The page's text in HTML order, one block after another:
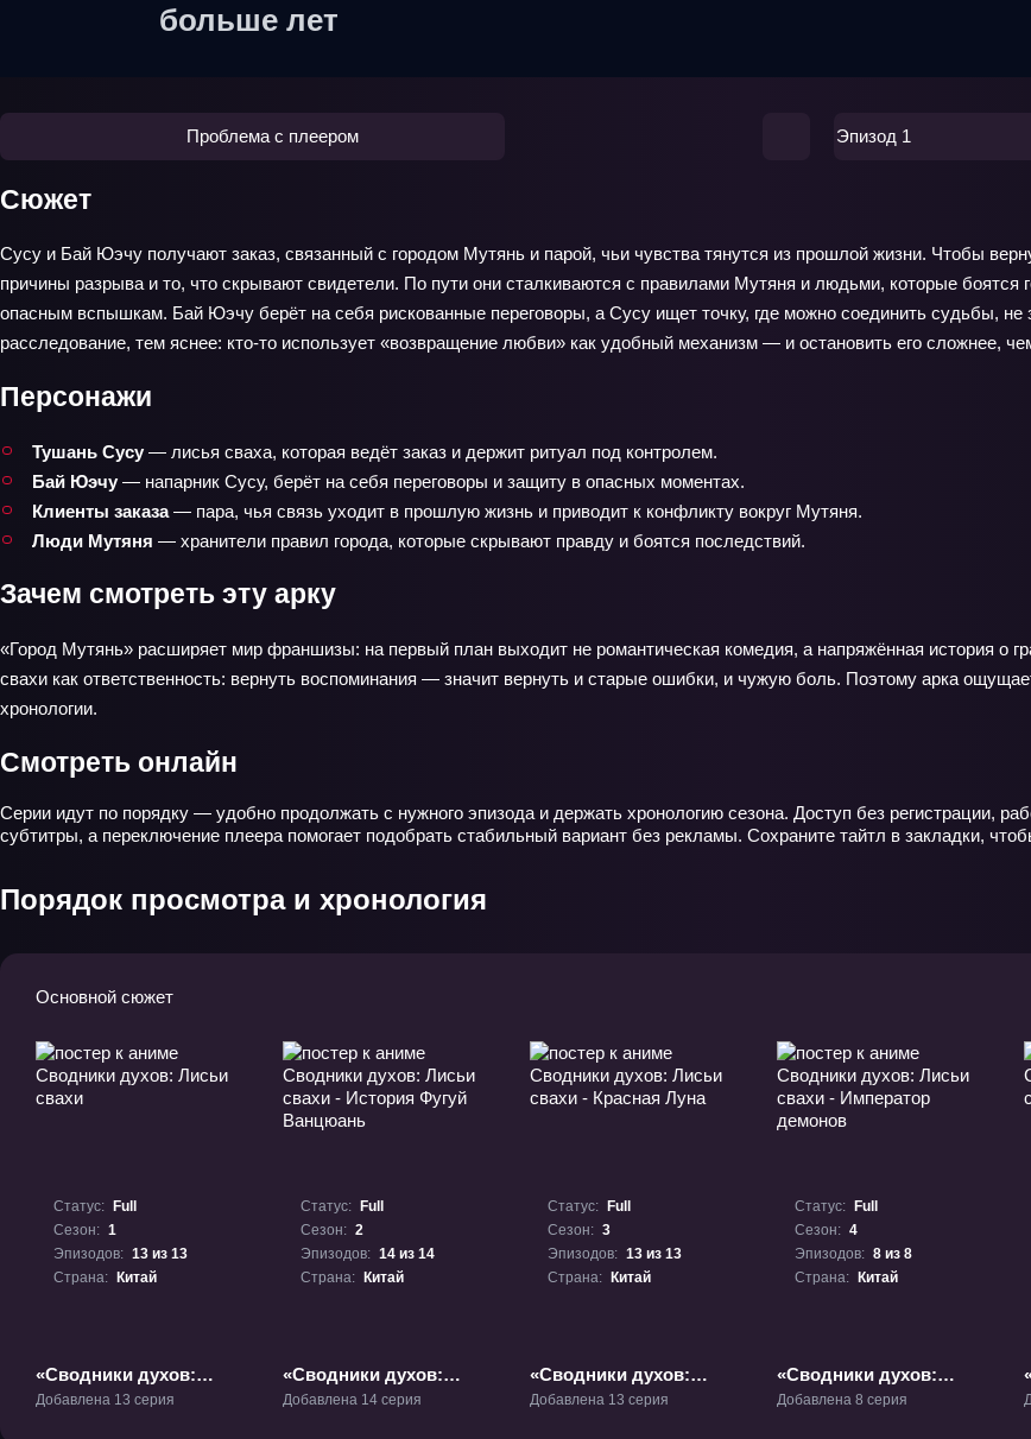
больше лет
Проблема с плеером Эпизод 1
Сюжет
Сусу и Бай Юэчу получают заказ, связанный с городом Мутянь и парой, чьи чувства тянутся из прошлой жизни. Чтобы
причины разрыва и то, что скрывают свидетели. По пути они сталкиваются с правилами Мутяня и людьми, которые боятся
опасным вспышкам. Бай Юэчу берёт на себя рискованные переговоры, а Сусу ищет точку, где можно соединить судьбы, не
расследование, тем яснее: кто‑то использует «возвращение любви» как удобный механизм — и остановить его сложнее,
Персонажи
Тушань Сусу — лисья сваха, которая ведёт заказ и держит ритуал под контролем.
Бай Юэчу — напарник Сусу, берёт на себя переговоры и защиту в опасных моментах.
Клиенты заказа— пара, чья связь уходит в прошлую жизнь и приводит к конфликту вокруг Мутяня.
Люди Мутяня — хранители правил города, которые скрывают правду и боятся последствий.
Зачем смотреть эту арку
«Город Мутянь» расширяет мир франшизы: на первый план выходит не романтическая комедия, а напряжённая история о
свахи как ответственность: вернуть воспоминания — значит вернуть и старые ошибки, и чужую боль. Поэтому арка
хронологии.
Смотреть онлайн
Серии идут по порядку — удобно продолжать с нужного эпизода и держать хронологию сезона. Доступ без регистрации,
субтитры, а переключение плеера помогает подобрать стабильный вариант без рекламы. Сохраните тайтл в закладки,
Порядок просмотра и хронология
Основной сюжет
Статус:
Full
Сезон: 1
Эпизодов: 13 из 13
Страна:
Китай
«Сводники духов:
Лисьи свахи» ТВ-1
Добавлена 13 серия
Статус:
Full
Сезон: 2
Эпизодов: 14 из 14
Страна:
Китай
«Сводники духов:
Лисьи свахи - История
Добавлена 14 серия
Статус:
Full
Сезон: 3
Эпизодов: 13 из 13
Страна:
Китай
«Сводники духов:
Лисьи свахи - Красная
Добавлена 13 серия
Статус:
Full
Сезон: 4
Эпизодов: 8 из 8
Страна:
Китай
«Сводники духов:
Лисьи свахи -
Добавлена 8 серия